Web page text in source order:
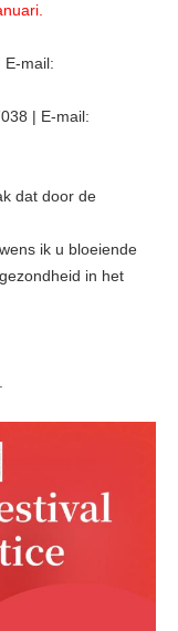
E-mail:
| E-mail:
dat door de
ik u bloeiende
in het